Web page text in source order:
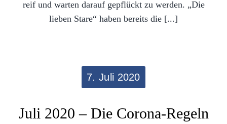
reif und warten darauf gepflückt zu werden. „Die
lieben Stare“ haben bereits die [...]
7. Juli 2020
Juli 2020 – Die Corona-Regeln